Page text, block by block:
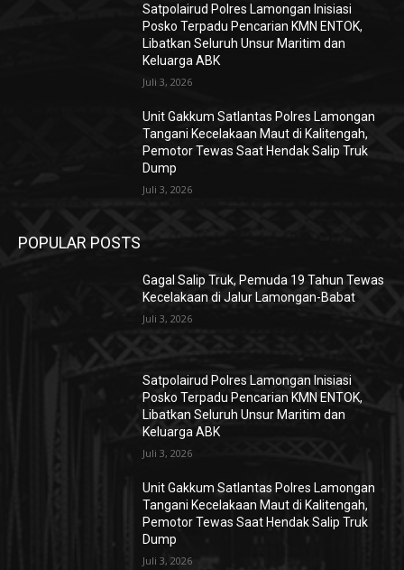
Satpolairud Polres Lamongan Inisiasi
Posko Terpadu Pencarian KMN ENTOK,
Libatkan Seluruh Unsur Maritim dan
Keluarga ABK
Juli 3, 2026
Unit Gakkum Satlantas Polres Lamongan
Tangani Kecelakaan Maut di Kalitengah,
Pemotor Tewas Saat Hendak Salip Truk
Dump
Juli 3, 2026
POPULAR POSTS
Gagal Salip Truk, Pemuda 19 Tahun Tewas
Kecelakaan di Jalur Lamongan-Babat
Juli 3, 2026
Satpolairud Polres Lamongan Inisiasi
Posko Terpadu Pencarian KMN ENTOK,
Libatkan Seluruh Unsur Maritim dan
Keluarga ABK
Juli 3, 2026
Unit Gakkum Satlantas Polres Lamongan
Tangani Kecelakaan Maut di Kalitengah,
Pemotor Tewas Saat Hendak Salip Truk
Dump
Juli 3, 2026